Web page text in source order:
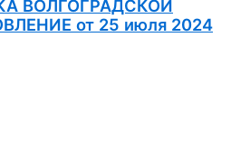
ВОЛГОГРАДСКОЙ
от 25 июля 2024